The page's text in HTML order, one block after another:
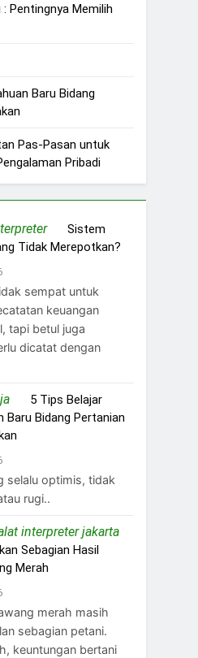
Pentingnya Memilih
Baru Bidang
Pas-Pasan untuk
Pribadi
on Sistem
Tidak Merepotkan?
sempat untuk
keuangan
tapi betul juga
dicatat dengan
on 5 Tips Belajar
Baru Bidang Pertanian
selalu optimis, tidak
rugi..
interpreter jakarta
Sebagian Hasil
Merah
merah masih
sebagian petani.
keuntungan bertani